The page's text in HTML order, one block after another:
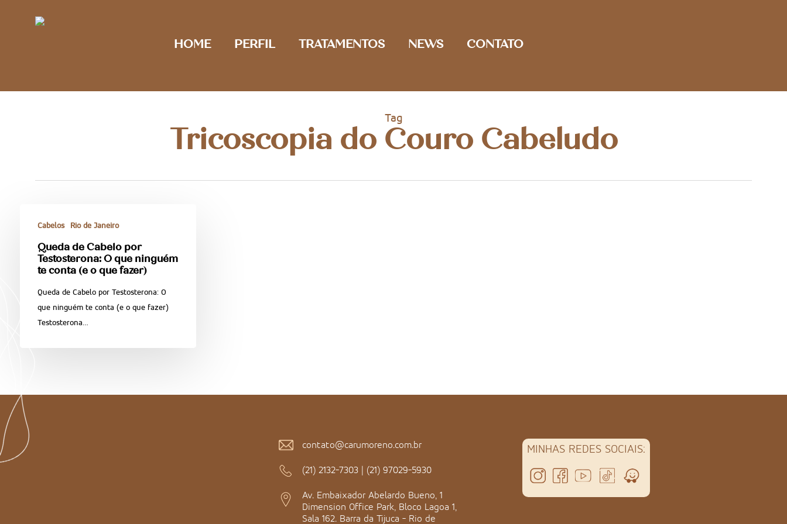
HOME PERFIL TRATAMENTOS NEWS CONTATO
Tag
Tricoscopia do Couro Cabeludo
Cabelos Rio de Janeiro
Queda de Cabelo por
Testosterona: O que ninguém
te conta (e o que fazer)
Queda de Cabelo por Testosterona: O
que ninguém te conta (e o que fazer)
Testosterona…
contato@carumoreno.com.br
(21) 2132-7303 | (21) 97029-5930
Av. Embaixador Abelardo Bueno, 1
Dimension Office Park, Bloco Lagoa 1,
Sala 162. Barra da Tijuca - Rio de
MINHAS REDES SOCIAIS: